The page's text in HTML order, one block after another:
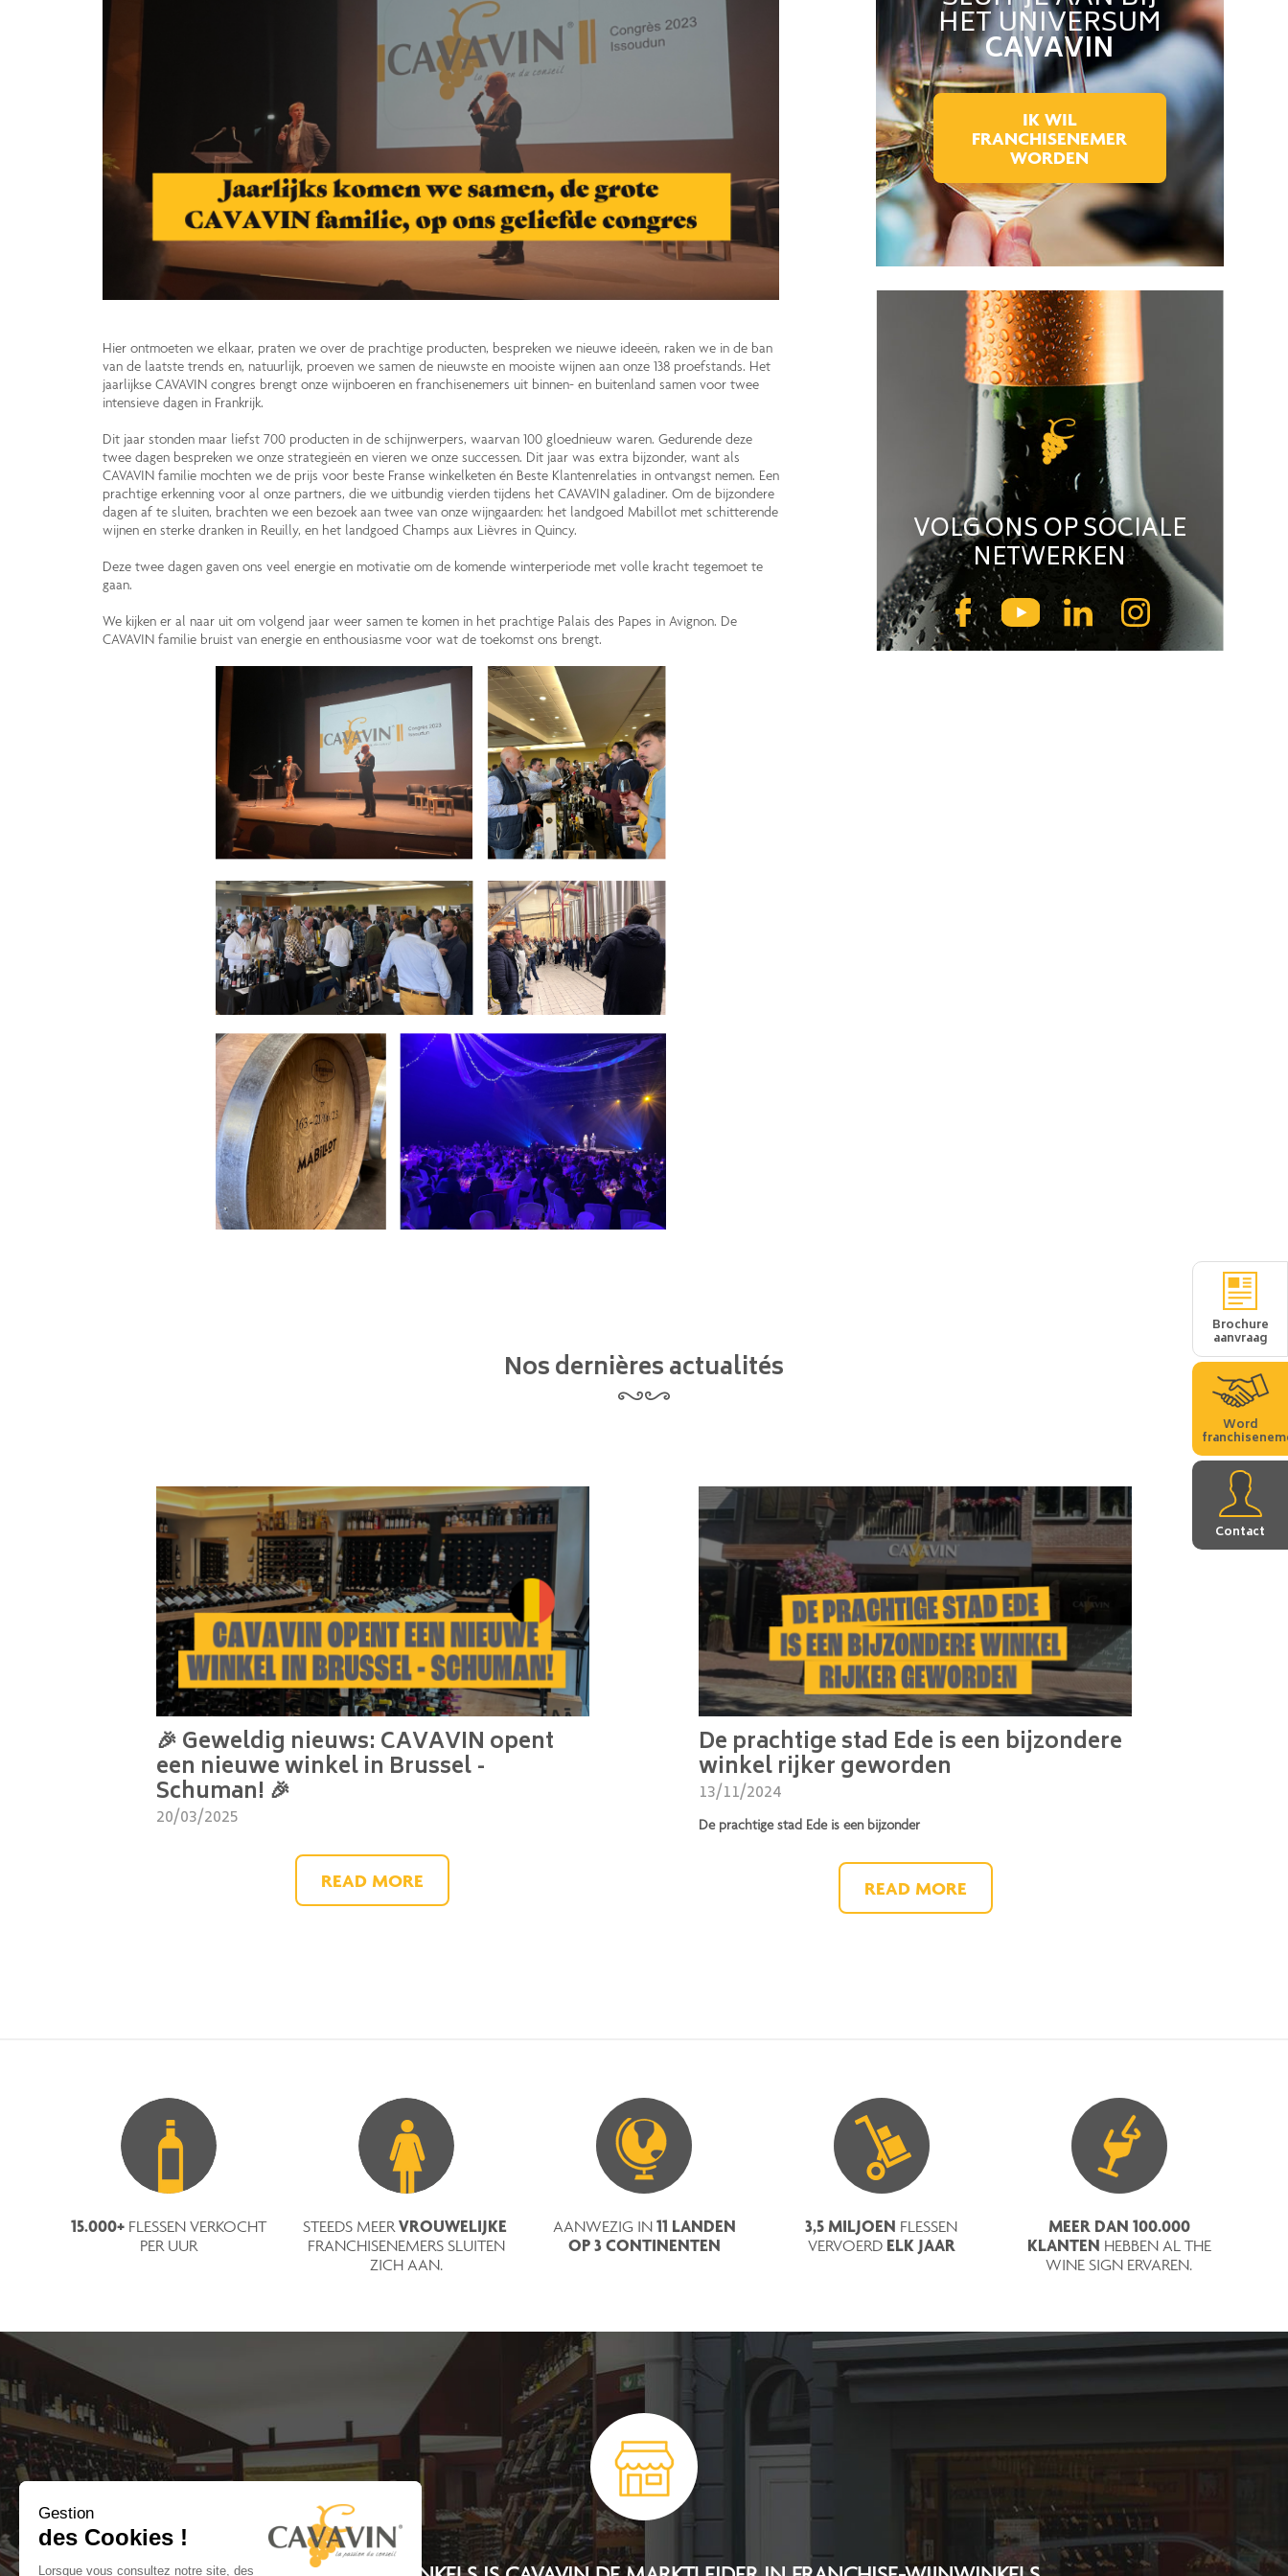
Hier ontmoeten we elkaar, praten we over de prachtige producten, bespreken we nieuwe ideeën, raken we in de ban
van de laatste trends en, natuurlijk, proeven we samen de nieuwste en mooiste wijnen aan onze 138 proefstands. Het
jaarlijkse CAVAVIN congres brengt onze wijnboeren en franchisenemers uit binnen- en buitenland samen voor twee
intensieve dagen in Frankrijk.
Dit jaar stonden maar liefst 700 producten in de schijnwerpers, waarvan 100 gloednieuw waren. Gedurende deze
twee dagen bespreken we onze strategieën en vieren we onze successen. Dit jaar was extra bijzonder, want als
CAVAVIN familie mochten we de prijs voor beste Franse winkelketen én Beste Klantenrelaties in ontvangst nemen. Een
prachtige erkenning voor al onze partners, die we uitbundig vierden tijdens het CAVAVIN galadiner. Om de bijzondere
dagen af te sluiten, brachten we een bezoek aan twee van onze wijngaarden: het landgoed Mabillot met schitterende
wijnen en sterke dranken in Reuilly, en het landgoed Champs aux Lièvres in Quincy.
Deze twee dagen gaven ons veel energie en motivatie om de komende winterperiode met volle kracht tegemoet te
gaan.
We kijken er al naar uit om volgend jaar weer samen te komen in het prachtige Palais des Papes in Avignon. De
CAVAVIN familie bruist van energie en enthousiasme voor wat de toekomst ons brengt.
HET UNIVERSUM
CAVAVIN
IK WIL
FRANCHISENEMER
WORDEN
VOLG ONS OP SOCIALE
NETWERKEN
Nos dernières actualités
🎉 Geweldig nieuws: CAVAVIN opent
een nieuwe winkel in Brussel -
Schuman! 🎉
20/03/2025
READ MORE
De prachtige stad Ede is een bijzondere
winkel rijker geworden
13/11/2024
De prachtige stad Ede is een bijzonder
READ MORE
15.000+ FLESSEN VERKOCHT
PER UUR
STEEDS MEER VROUWELIJKE
FRANCHISENEMERS SLUITEN
ZICH AAN.
AANWEZIG IN 11 LANDEN
OP 3 CONTINENTEN​
3,5 MILJOEN FLESSEN
VERVOERDELK JAAR
MEER DAN 100.000
KLANTEN HEBBEN AL THE
WINE SIGN ERVAREN.
Brochure
aanvraag
Word
Contact
Gestion
des Cookies !
Lorsque vous consultez notre site, des